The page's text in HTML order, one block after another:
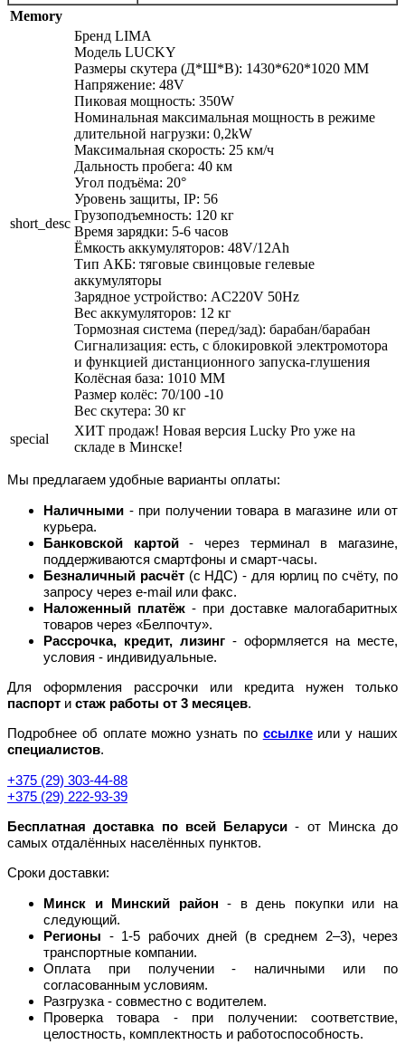
Memory
short_desc
Бренд LIMA
Модель LUCKY
Размеры скутера (Д*Ш*В): 1430*620*1020 ММ
Напряжение: 48V
Пиковая мощность: 350W
Номинальная максимальная мощность в режиме
длительной нагрузки: 0,2kW
Максимальная скорость: 25 км/ч
Дальность пробега: 40 км
Угол подъёма: 20°
Уровень защиты, IP: 56
Грузоподъемность: 120 кг
Время зарядки: 5-6 часов
Ёмкость аккумуляторов: 48V/12Ah
Тип АКБ: тяговые свинцовые гелевые
аккумуляторы
Зарядное устройство: AC220V 50Hz
Вес аккумуляторов: 12 кг
Тормозная система (перед/зад): барабан/барабан
Сигнализация: есть, с блокировкой электромотора
и функцией дистанционного запуска-глушения
Колёсная база: 1010 ММ
Размер колёс: 70/100 -10
Вес скутера: 30 кг
special
ХИТ продаж! Новая версия Lucky Pro уже на
складе в Минске!
Мы предлагаем удобные варианты оплаты:
Наличными - при получении товара в магазине или от
курьера.
Банковской картой- через терминал в магазине,
поддерживаются смартфоны и смарт-часы.
Безналичный расчёт(с НДС) - для юрлиц по счёту, по
запросу через e-mail или факс.
Наложенный платёж - при доставке малогабаритных
товаров через «Белпочту».
Рассрочка, кредит, лизинг - оформляется на месте,
условия - индивидуальные.
Для оформления рассрочки или кредита нужен только
паспорт и стаж работы от 3 месяцев.
Подробнее об оплате можно узнать по ссылкеили у наших
специалистов.
+375 (29) 303-44-88
+375 (29) 222-93-39
Бесплатная доставка по всей Беларуси - от Минска до
самых отдалённых населённых пунктов.
Сроки доставки:
Минск и Минский район - в день покупки или на
следующий.
Регионы - 1-5 рабочих дней (в среднем 2–3), через
транспортные компании.
Оплата при получении - наличными или по
согласованным условиям.
Разгрузка - совместно с водителем.
Проверка товара - при получении: соответствие,
целостность, комплектность и работоспособность.